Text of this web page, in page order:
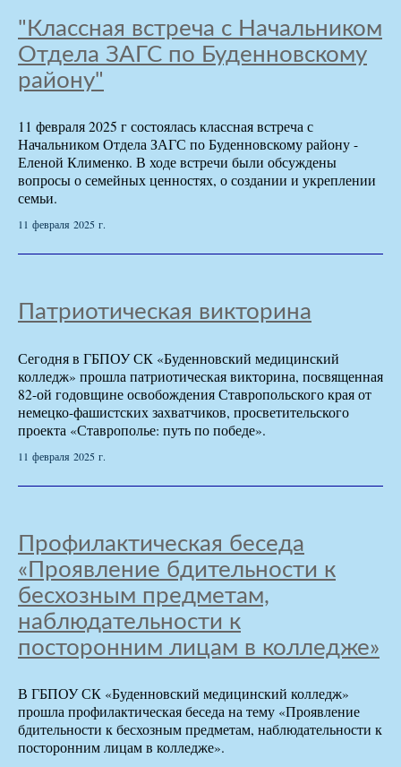
"Классная встреча с Начальником
Отдела ЗАГС по Буденновскому
району"
11 февраля 2025 г состоялась классная встреча с
Начальником Отдела ЗАГС по Буденновскому району -
Еленой Клименко. В ходе встречи были обсуждены
вопросы о семейных ценностях, о создании и укреплении
семьи.
11 февраля 2025 г.
Патриотическая викторина
Сегодня в ГБПОУ СК «Буденновский медицинский
колледж» прошла патриотическая викторина, посвященная
82-ой годовщине освобождения Ставропольского края от
немецко-фашистских захватчиков, просветительского
проекта «Ставрополье: путь по победе».
11 февраля 2025 г.
Профилактическая беседа
«Проявление бдительности к
бесхозным предметам,
наблюдательности к
посторонним лицам в колледже»
В ГБПОУ СК «Буденновский медицинский колледж»
прошла профилактическая беседа на тему «Проявление
бдительности к бесхозным предметам, наблюдательности к
посторонним лицам в колледже».